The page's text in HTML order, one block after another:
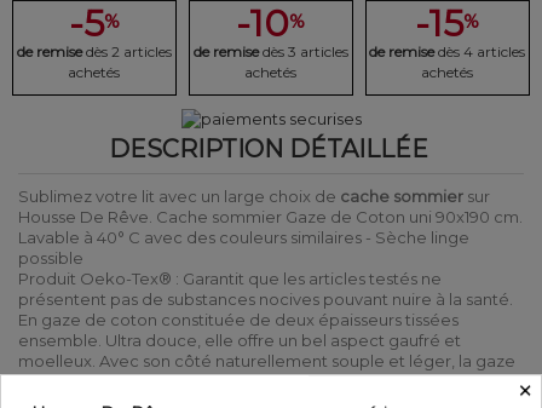
-5%
de remise dès 2 articles
achetés
-10%
de remise dès 3 articles
achetés
-15%
de remise dès 4 articles
achetés
DESCRIPTION DÉTAILLÉE
Sublimez votre lit avec un large choix de cache sommier sur
Housse De Rêve. Cache sommier Gaze de Coton uni 90x190 cm.
Lavable à 40° C avec des couleurs similaires - Sèche linge
possible
Produit Oeko-Tex® : Garantit que les articles testés ne
présentent pas de substances nocives pouvant nuire à la santé.
En gaze de coton constituée de deux épaisseurs tissées
ensemble. Ultra douce, elle offre un bel aspect gaufré et
moelleux. Avec son côté naturellement souple et léger, la gaze
de coton nous enveloppe dans la douceur des langes.
×